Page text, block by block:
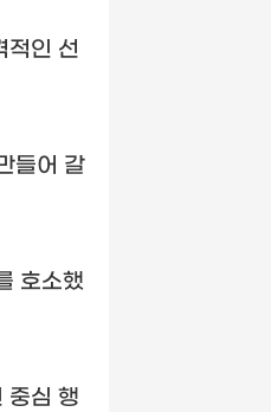
적인 선
들어 갈
호소했
중심 행